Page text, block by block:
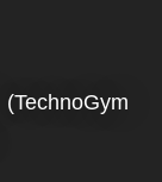
(TechnoGym